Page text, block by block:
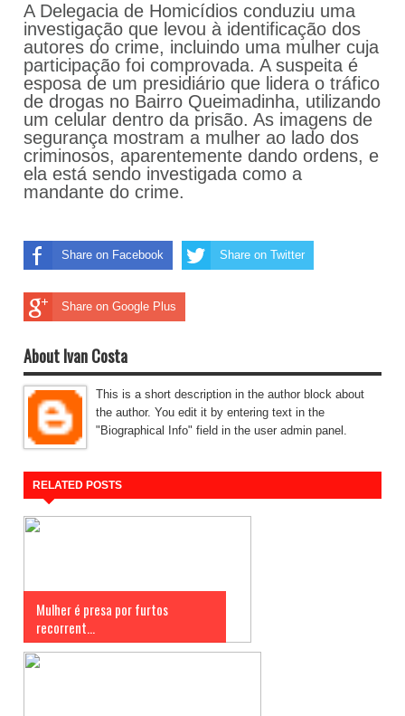
A Delegacia de Homicídios conduziu uma
investigação que levou à identificação dos
autores do crime, incluindo uma mulher cuja
participação foi comprovada. A suspeita é
esposa de um presidiário que lidera o tráfico
de drogas no Bairro Queimadinha, utilizando
um celular dentro da prisão. As imagens de
segurança mostram a mulher ao lado dos
criminosos, aparentemente dando ordens, e
ela está sendo investigada como a
mandante do crime.
Share on Facebook Share on Twitter
Share on Google Plus
About Ivan Costa
This is a short description in the author block about
the author. You edit it by entering text in the
"Biographical Info" field in the user admin panel.
RELATED POSTS
Mulher é presa por furtos
recorrent...